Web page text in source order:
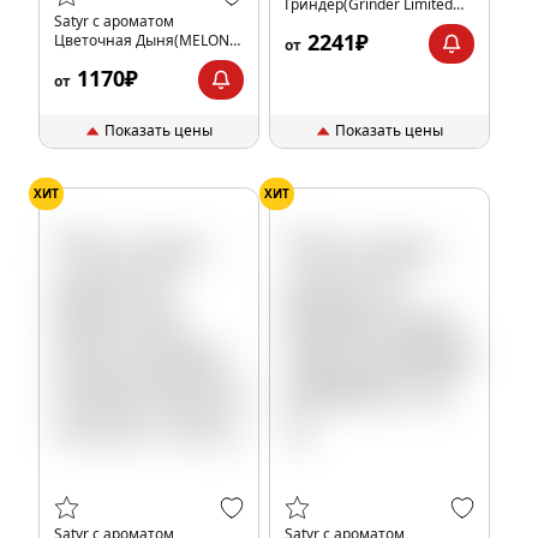
Satyr с ароматом
Цветочная Дыня(MELON
SUN/МЕЛОН САН), 100 гр.
от 1170₽
Показать цены
Гриндер(Grinder Limited
от 2241₽
Показать цены
ХИТ
Satyr с ароматом
ХИТ
Satyr с ароматом